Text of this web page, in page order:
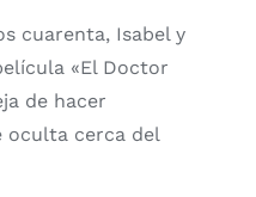
cuarenta, Isabel y
«El Doctor
de hacer
oculta cerca del